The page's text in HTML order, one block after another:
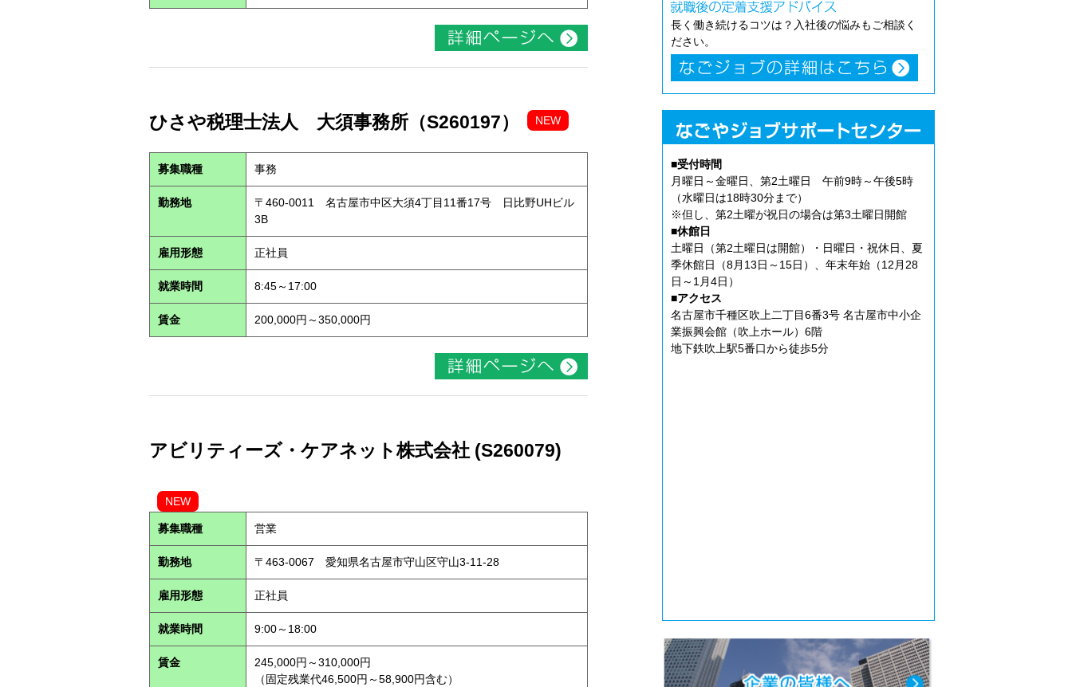
ひさや税理士法人 大須事務所（S260197） NEW
募集職種 事務
勤務地
〒460-0011 名古屋市中区大須4丁目11番17号 日比野UHビル
3B
雇用形態 正社員
就業時間 8:45～17:00
賃金 200,000円～350,000円
アビリティーズ・ケアネット株式会社 (S260079)
NEW
募集職種 営業
勤務地 〒463-0067 愛知県名古屋市守山区守山3-11-28
雇用形態 正社員
就業時間 9:00～18:00
賃金
245,000円～310,000円
（固定残業代46,500円～58,900円含む）
長く働き続けるコツは？入社後の悩みもご相談く
ださい。
■受付時間
月曜日～金曜日、第2土曜日 午前9時～午後5時
（水曜日は18時30分まで）
※但し、第2土曜が祝日の場合は第3土曜日開館
■休館日
土曜日（第2土曜日は開館）・日曜日・祝休日、夏
季休館日（8月13日～15日）、年末年始（12月28
日～1月4日）
■アクセス
名古屋市千種区吹上二丁目6番3号 名古屋市中小企
業振興会館（吹上ホール）6階
地下鉄吹上駅5番口から徒歩5分